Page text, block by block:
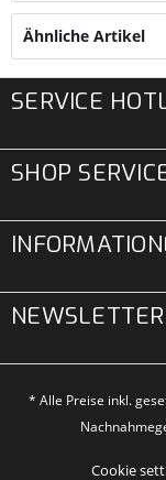
Ähnliche Artikel
SERVICE
SHOP
NEWSLETTER
* Alle Preise inkl.
Cookie